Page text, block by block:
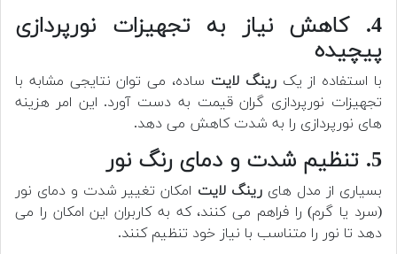
4. کاهش نیاز به تجهیزات نورپردازی
پیچیده
با استفاده از یکرینگ لایت ساده، می توان نتایجی مشابه با
تجهیزات نورپردازی گران قیمت به دست آورد. این امر هزینه
های نورپردازی را به شدت کاهش می دهد.
5. تنظیم شدت و دمای رنگ نور
بسیاری از مدل هایرینگ لایت امکان تغییر شدت و دمای نور
(سرد یا گرم) را فراهم می کنند، که به کاربران این امکان را می
دهد تا نور را متناسب با نیاز خود تنظیم کنند.